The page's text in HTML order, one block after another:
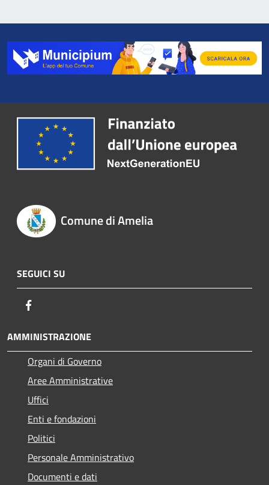
Comune di Amelia
SEGUICI SU
AMMINISTRAZIONE
Organi di Governo
Aree Amministrative
Uffici
Enti e fondazioni
Politici
Personale Amministrativo
Documenti e dati